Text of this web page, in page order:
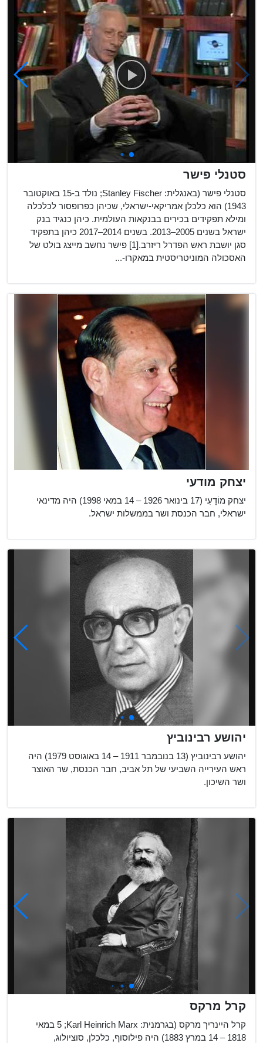
...
פרס ישראל ...
סטנלי פישר
סטנלי פישר (באנגלית: Stanley Fischer; נולד ב-15 באוקטובר
1943) הוא כלכלן אמריקאי-ישראלי, שכיהן כפרופסור לכלכלה
ומילא תפקידים בכירים בבנקאות העולמית. כיהן כנגיד בנק
ישראל בשנים 2005–2013. בשנים 2014–2017 כיהן בתפקיד
סגן יושבת ראש הפדרל ריזרב.[1] פישר נחשב מייצג בולט של
האסכולה המוניטריסטית במאקרו-...
יצחק מודעי
יצחק מוֹדָעִי (17 בינואר 1926 – 14 במאי 1998) היה מדינאי
ישראלי, חבר הכנסת ושר בממשלות ישראל.
יהושע רבינוביץ
יהושע רבינוביץ (13 בנובמבר 1911 – 14 באוגוסט 1979) היה
ראש העירייה השביעי של תל אביב, חבר הכנסת, שר האוצר
ושר השיכון.
קרל מרקס
קרל היינריך מרקס (בגרמנית: Karl Heinrich Marx‏; 5 במאי
1818 – 14 במרץ 1883) היה פילוסוף, כלכלן, סוציולוג,